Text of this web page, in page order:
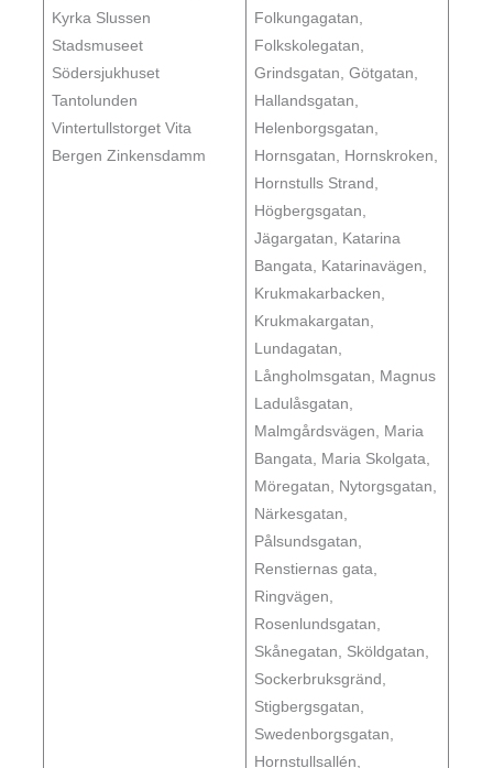
Kyrka Slussen
Stadsmuseet
Södersjukhuset
Tantolunden
Vintertullstorget Vita
Bergen Zinkensdamm
Folkungagatan,
Folkskolegatan,
Grindsgatan, Götgatan,
Hallandsgatan,
Helenborgsgatan,
Hornsgatan, Hornskroken,
Hornstulls Strand,
Högbergsgatan,
Jägargatan, Katarina
Bangata, Katarinavägen,
Krukmakarbacken,
Krukmakargatan,
Lundagatan,
Långholmsgatan, Magnus
Ladulåsgatan,
Malmgårdsvägen, Maria
Bangata, Maria Skolgata,
Möregatan, Nytorgsgatan,
Närkesgatan,
Pålsundsgatan,
Renstiernas gata,
Ringvägen,
Rosenlundsgatan,
Skånegatan, Sköldgatan,
Sockerbruksgränd,
Stigbergsgatan,
Swedenborgsgatan,
Hornstullsallén,